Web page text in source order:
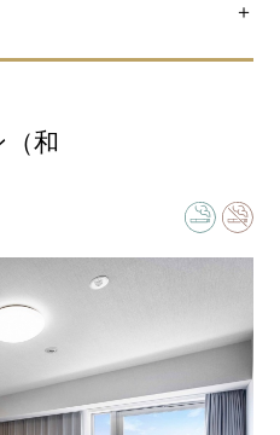
＋
側のみ）
階にご用意となります。
和